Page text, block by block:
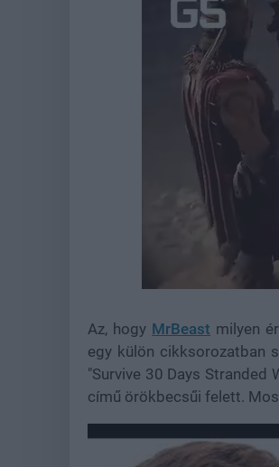
Az, hogy MrBeast milyen
egy külön cikksorozatban
"Survive 30 Days Stranded
című örökbecsűi felett.